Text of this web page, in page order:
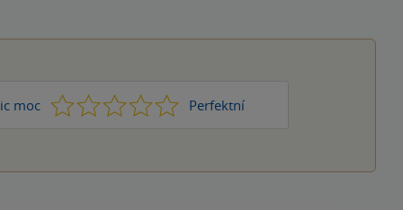
moc 1 2 3 4 Perfektní
5